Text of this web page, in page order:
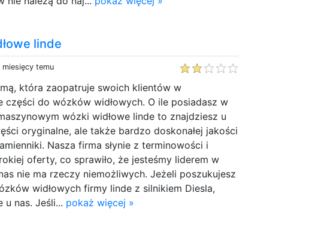
linde
temu
która zaopatruje swoich klientów w
części do wózków widłowych. O ile posiadasz w
wózki widłowe linde to znajdziesz u
oryginalne, ale także bardzo doskonałej jakości
Nasza firma słynie z terminowości i
oferty, co sprawiło, że jesteśmy liderem w
nie ma rzeczy niemożliwych. Jeżeli poszukujesz
widłowych firmy linde z silnikiem Diesla,
u nas. Jeśli... pokaż więcej »